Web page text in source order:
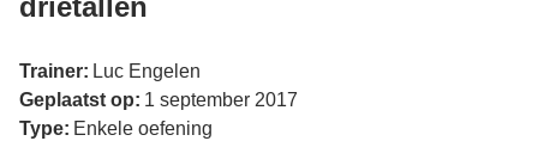
drietallen
Trainer: Luc Engelen
Geplaatst op: 1 september 2017
Type: Enkele oefening